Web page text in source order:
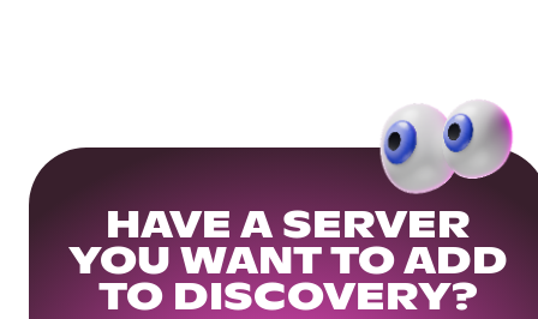
HAVE A SERVER
YOU WANT TO ADD
TO DISCOVERY?